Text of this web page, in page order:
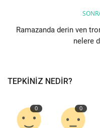
Etkinlik
Hakkımızda
Galeri
Ramazanda derin ven
nelere
TEPKINIZ NEDIR?
0 0